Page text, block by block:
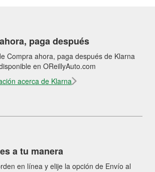
paga después
Compra ahora, paga después de Klarna
en OReillyAuto.com
acerca de Klarna
a tu manera
en línea y elije la opción de Envío al